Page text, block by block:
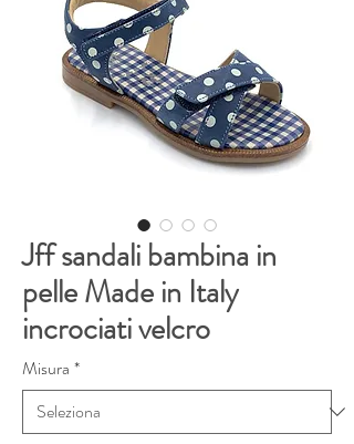
Jff sandali bambina in
pelle Made in Italy
incrociati velcro
Misura *